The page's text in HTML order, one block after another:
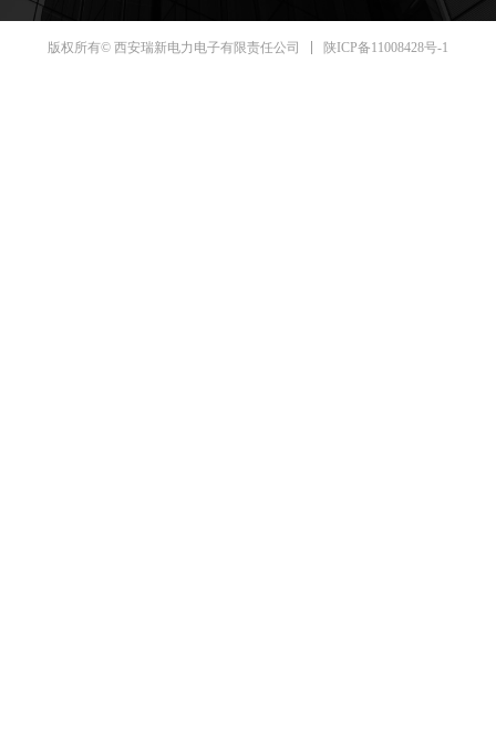
版权所有© 西安瑞新电力电子有限责任公司 陕ICP备11008428号-1